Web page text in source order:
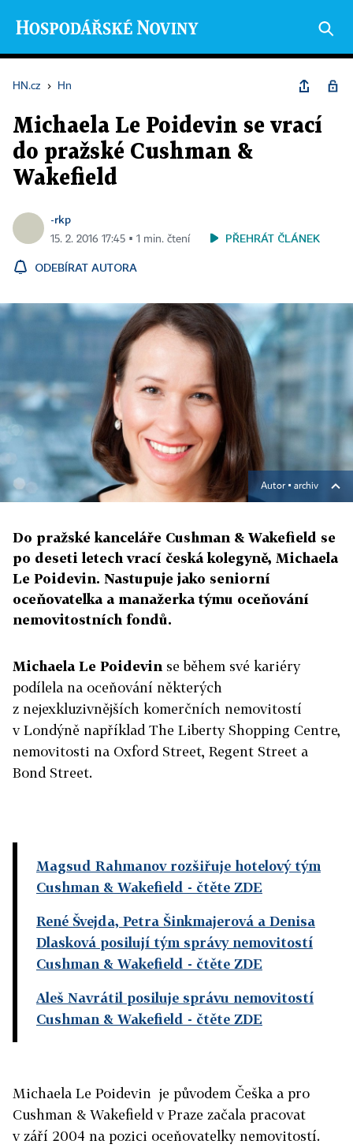
HN.cz › Hn
Michaela Le Poidevin se vrací
do pražské Cushman &
Wakefield
-rkp
15. 2. 2016 17:45 ▪ 1 min. čtení PŘEHRÁT ČLÁNEK
ODEBÍRAT AUTORA
Autor ▪ archiv
Do pražské kanceláře Cushman & Wakefield se
po deseti letech vrací česká kolegyně, Michaela
Le Poidevin. Nastupuje jako seniorní
oceňovatelka a manažerka týmu oceňování
nemovitostních fondů.
Michaela Le Poidevin se během své kariéry
podílela na oceňování některých
z nejexkluzivnějších komerčních nemovitostí
v Londýně například The Liberty Shopping Centre,
nemovitosti na Oxford Street, Regent Street a
Bond Street.
Magsud Rahmanov rozšiřuje hotelový tým
Cushman & Wakefield - čtěte ZDE
René Švejda, Petra Šinkmajerová a Denisa
Dlasková posilují tým správy nemovitostí
Cushman & Wakefield - čtěte ZDE
Aleš Navrátil posiluje správu nemovitostí
Cushman & Wakefield - čtěte ZDE
Michaela Le Poidevin je původem Češka a pro
Cushman & Wakefield v Praze začala pracovat
v září 2004 na pozici oceňovatelky nemovitostí.